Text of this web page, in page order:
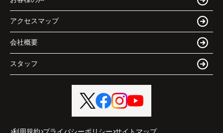
アクセスマップ
会社概要
スタッフ